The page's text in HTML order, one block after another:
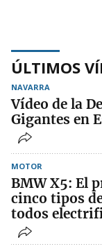
ÚLTIMOS
NAVARRA
Vídeo de la
Gigantes en
MOTOR
BMW X5: El
cinco tipos
todos